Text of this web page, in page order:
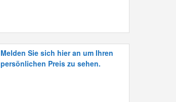
Melden Sie sich hier an um Ihren
persönlichen Preis zu sehen.